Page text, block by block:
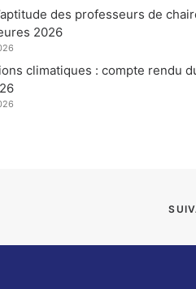
des professeurs de
2026
climatiques : compte rendu